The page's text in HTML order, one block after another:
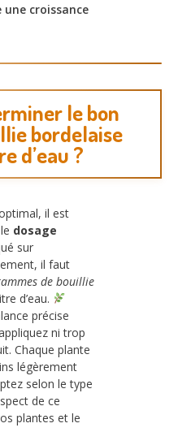
croissance
le bon
bordelaise
d’eau ?
il est
dosage
sur
il faut
de bouillie
d’eau.
précise
ni trop
Chaque plante
légèrement
selon le type
de ce
plantes et le